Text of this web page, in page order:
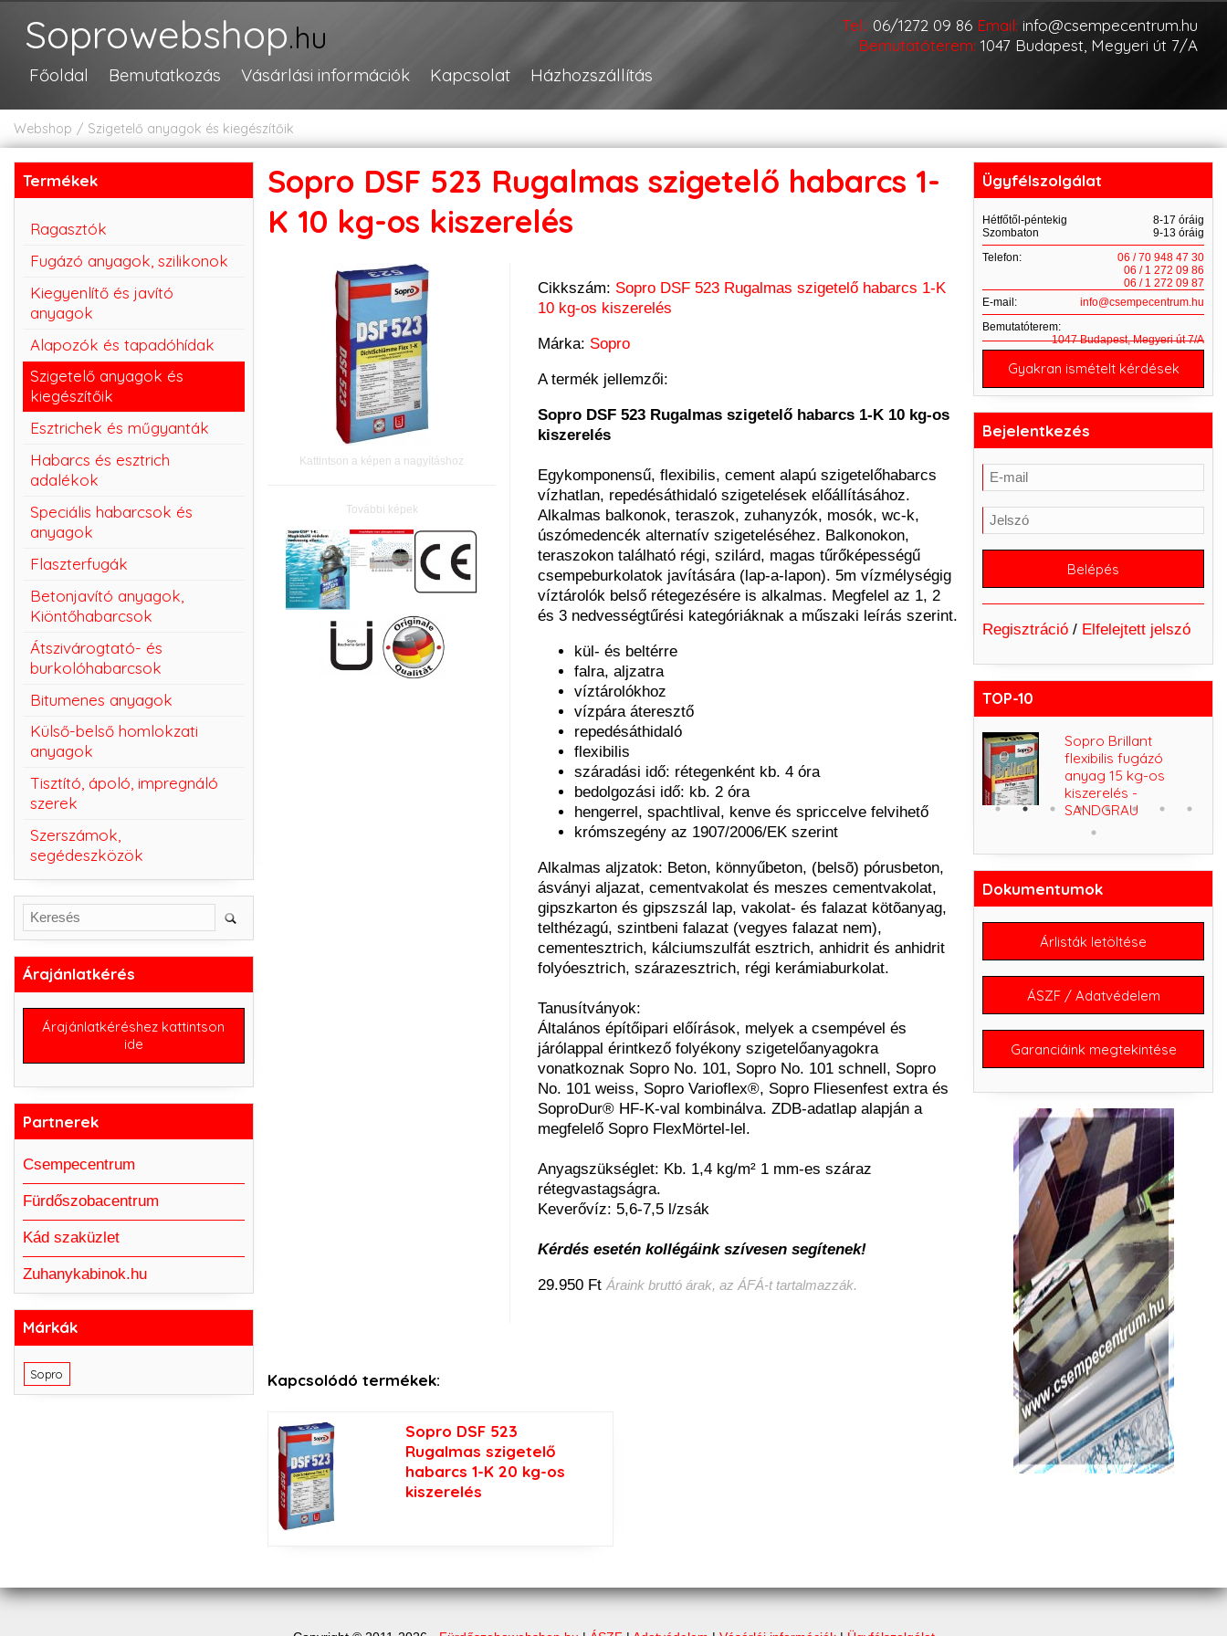
Soprowebshop.hu Tel.: 06/1272 09 86 Email: info@csempecentrum.hu
Bemutatóterem: 1047 Budapest, Megyeri út 7/A
Főoldal Bemutatkozás Vásárlási információk Kapcsolat Házhozszállítás
Webshop Szigetelő anyagok és kiegészítőik
Sopro DSF 523 Rugalmas szigetelő habarcs 1-
K 10 kg-os kiszerelés
Kattintson a képen a nagyításhoz
További képek
Cikkszám: Sopro DSF 523 Rugalmas szigetelő habarcs 1-K
10 kg-os kiszerelés
Márka: Sopro
A termék jellemzői:
Sopro DSF 523 Rugalmas szigetelő habarcs 1-K 10 kg-os
kiszerelés
Egykomponensű, flexibilis, cement alapú szigetelőhabarcs
vízhatlan, repedésáthidaló szigetelések előállításához.
Alkalmas balkonok, teraszok, zuhanyzók, mosók, wc-k,
úszómedencék alternatív szigeteléséhez. Balkonokon,
teraszokon található régi, szilárd, magas tűrőképességű
csempeburkolatok javítására (lap-a-lapon). 5m vízmélységig
víztárolók belső rétegezésére is alkalmas. Megfelel az 1, 2
és 3 nedvességtűrési kategóriáknak a műszaki leírás szerint.
kül- és beltérre
falra, aljzatra
víztárolókhoz
vízpára áteresztő
repedésáthidaló
flexibilis
száradási idő: rétegenként kb. 4 óra
bedolgozási idő: kb. 2 óra
hengerrel, spachtlival, kenve és spriccelve felvihető
krómszegény az 1907/2006/EK szerint
Alkalmas aljzatok: Beton, könnyűbeton, (belsõ) pórusbeton,
ásványi aljazat, cementvakolat és meszes cementvakolat,
gipszkarton és gipszszál lap, vakolat- és falazat kötõanyag,
telthézagú, szintbeni falazat (vegyes falazat nem),
cementesztrich, kálciumszulfát esztrich, anhidrit és anhidrit
folyóesztrich, szárazesztrich, régi kerámiaburkolat.
Tanusítványok:
Általános építőipari előírások, melyek a csempével és
járólappal érintkező folyékony szigetelőanyagokra
vonatkoznak Sopro No. 101, Sopro No. 101 schnell, Sopro
No. 101 weiss, Sopro Varioflex®, Sopro Fliesenfest extra és
SoproDur® HF-K-val kombinálva. ZDB-adatlap alapján a
megfelelő Sopro FlexMörtel-lel.
Anyagszükséglet: Kb. 1,4 kg/m² 1 mm-es száraz
rétegvastagságra.
Keverővíz: 5,6-7,5 l/zsák
Kérdés esetén kollégáink szívesen segítenek!
29.950 Ft Áraink bruttó árak, az ÁFÁ-t tartalmazzák.
Kapcsolódó termékek:
Sopro DSF 523
Rugalmas szigetelő
habarcs 1-K 20 kg-os
kiszerelés
Termékek
Ragasztók
Fugázó anyagok, szilikonok
Kiegyenlítő és javító
anyagok
Alapozók és tapadóhídak
Szigetelő anyagok és
kiegészítőik
Esztrichek és műgyanták
Habarcs és esztrich
adalékok
Speciális habarcsok és
anyagok
Flaszterfugák
Betonjavító anyagok,
Kiöntőhabarcsok
Átszivárogtató- és
burkolóhabarcsok
Bitumenes anyagok
Külső-belső homlokzati
anyagok
Tisztító, ápoló, impregnáló
szerek
Szerszámok,
segédeszközök
Árajánlatkérés
Árajánlatkéréshez kattintson
ide
Partnerek
Csempecentrum
Fürdőszobacentrum
Kád szaküzlet
Zuhanykabinok.hu
Márkák
Sopro
Ügyfélszolgálat
Hétfőtől-péntekig
8-17 óráig
Szombaton
9-13 óráig
Telefon:
06 / 70 948 47 30
06 / 1 272 09 86
06 / 1 272 09 87
E-mail:
info@csempecentrum.hu
Bemutatóterem:
1047 Budapest, Megyeri út 7/A
Gyakran ismételt kérdések
Bejelentkezés
Regisztráció/ Elfelejtett jelszó
TOP-10
Sopro Brillant
flexibilis fugázó
anyag 15 kg-os
kiszerelés -
SANDGRAU
Dokumentumok
Árlisták letöltése
ÁSZF / Adatvédelem
Garanciáink megtekintése